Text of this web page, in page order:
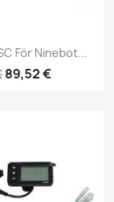
För Ninebot...
89,52 €